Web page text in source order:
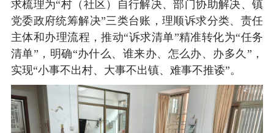
求梳理为“村（社区）自行解决、部门协助解决、镇
党委政府统筹解决”三类台账，理顺诉求分类、责任
主体和办理流程，推动“诉求清单”精准转化为“任务
清单”，明确“办什么、谁来办、怎么办、办多久”，
实现“小事不出村、大事不出镇、难事不推诿”。